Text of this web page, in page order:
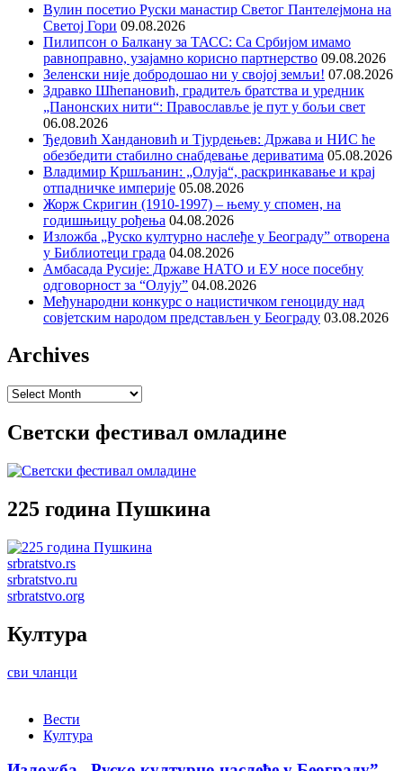
Вулин посетио Руски манастир Светог Пантелејмона на
Светој Гори 09.08.2026
Пилипсон о Балкану за ТАСС: Са Србијом имамо
равноправно, узајамно корисно партнерство 09.08.2026
Зеленски није добродошао ни у својој земљи! 07.08.2026
Здравко Шћепановић, градитељ братства и уредник
„Панонских нити“: Православље је пут у бољи свет
06.08.2026
Ђедовић Хандановић и Тјурдењев: Држава и НИС ће
обезбедити стабилно снабдевање дериватима 05.08.2026
Владимир Кршљанин: „Олуја“, раскринкавање и крај
отпадничке империје 05.08.2026
Жорж Скригин (1910-1997) – њему у спомен, на
годишњицу рођења 04.08.2026
Изложба „Руско културно наслеђе у Београду” отворена
у Библиотеци града 04.08.2026
Амбасада Русије: Државе НАТО и ЕУ носе посебну
одговорност за “Олују” 04.08.2026
Међународни конкурс о нацистичком геноциду над
совјетским народом представљен у Београду 03.08.2026
Archives
Archives
Светски фестивал омладине
225 година Пушкина
srbratstvo.rs
srbratstvo.ru
srbratstvo.org
Култура
сви чланци
Вести
Култура